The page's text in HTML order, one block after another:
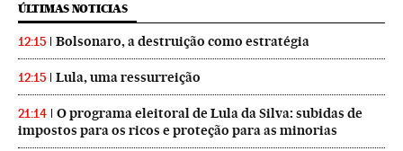
ÚLTIMAS NOTICIAS
12:15 Bolsonaro, a destruição como estratégia
12:15 Lula, uma ressurreição
21:14
O programa eleitoral de Lula da Silva: subidas de
impostos para os ricos e proteção para as minorias